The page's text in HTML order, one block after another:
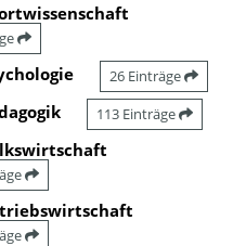
26 Einträge
113 Einträge